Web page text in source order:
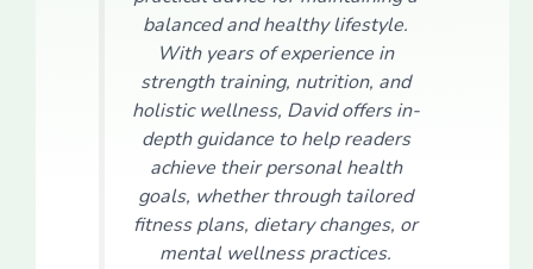
balanced and healthy lifestyle.
With years of experience in
strength training, nutrition, and
holistic wellness, David offers in-
depth guidance to help readers
achieve their personal health
goals, whether through tailored
fitness plans, dietary changes, or
mental wellness practices.